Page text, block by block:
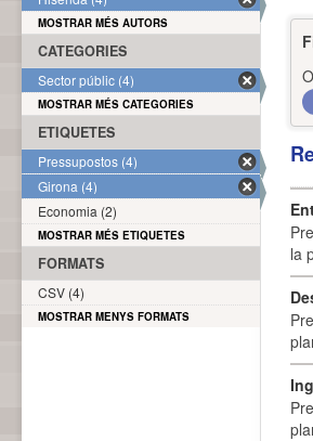
la
MOSTRAR MÉS AUTORS
CATEGORIES
Sector públic (4)
MOSTRAR MÉS CATEGORIES
ETIQUETES
Pressupostos (4)
Girona (4)
Economia (2)
MOSTRAR MÉS ETIQUETES
FORMATS
CSV (4)
MOSTRAR MENYS FORMATS